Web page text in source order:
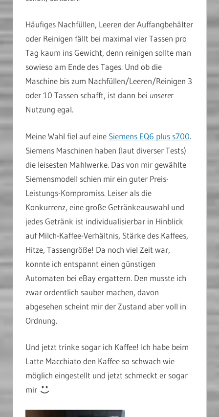
Häufiges Nachfüllen, Leeren der Auffangbehälter
oder Reinigen fällt bei maximal vier Tassen pro
Tag kaum ins Gewicht, denn reinigen sollte man
sowieso am Ende des Tages. Und ob die
Maschine bis zum Nachfüllen/Leeren/Reinigen 3
oder 10 Tassen schafft, ist dann bei unserer
Nutzung egal.
Meine Wahl fiel auf eine Siemens EQ6 plus s700.
Siemens Maschinen haben (laut diverser Tests)
die leisesten Mahlwerke. Das von mir gewählte
Siemensmodell schien mir ein guter Preis-
Leistungs-Kompromiss. Leiser als die
Konkurrenz, eine große Getränkeauswahl und
jedes Getränk ist individualisierbar in Hinblick
auf Milch-Kaffee-Verhältnis, Stärke des Kaffees,
Hitze, Tassengröße! Da noch viel Zeit war,
konnte ich entspannt einen günstigen
Automaten bei eBay ergattern. Den musste ich
zwar ordentlich sauber machen, davon
abgesehen scheint mir der Zustand aber voll in
Ordnung.
Und jetzt trinke sogar ich Kaffee! Ich habe beim
Latte Macchiato den Kaffee so schwach wie
möglich eingestellt und jetzt schmeckt er sogar
mir